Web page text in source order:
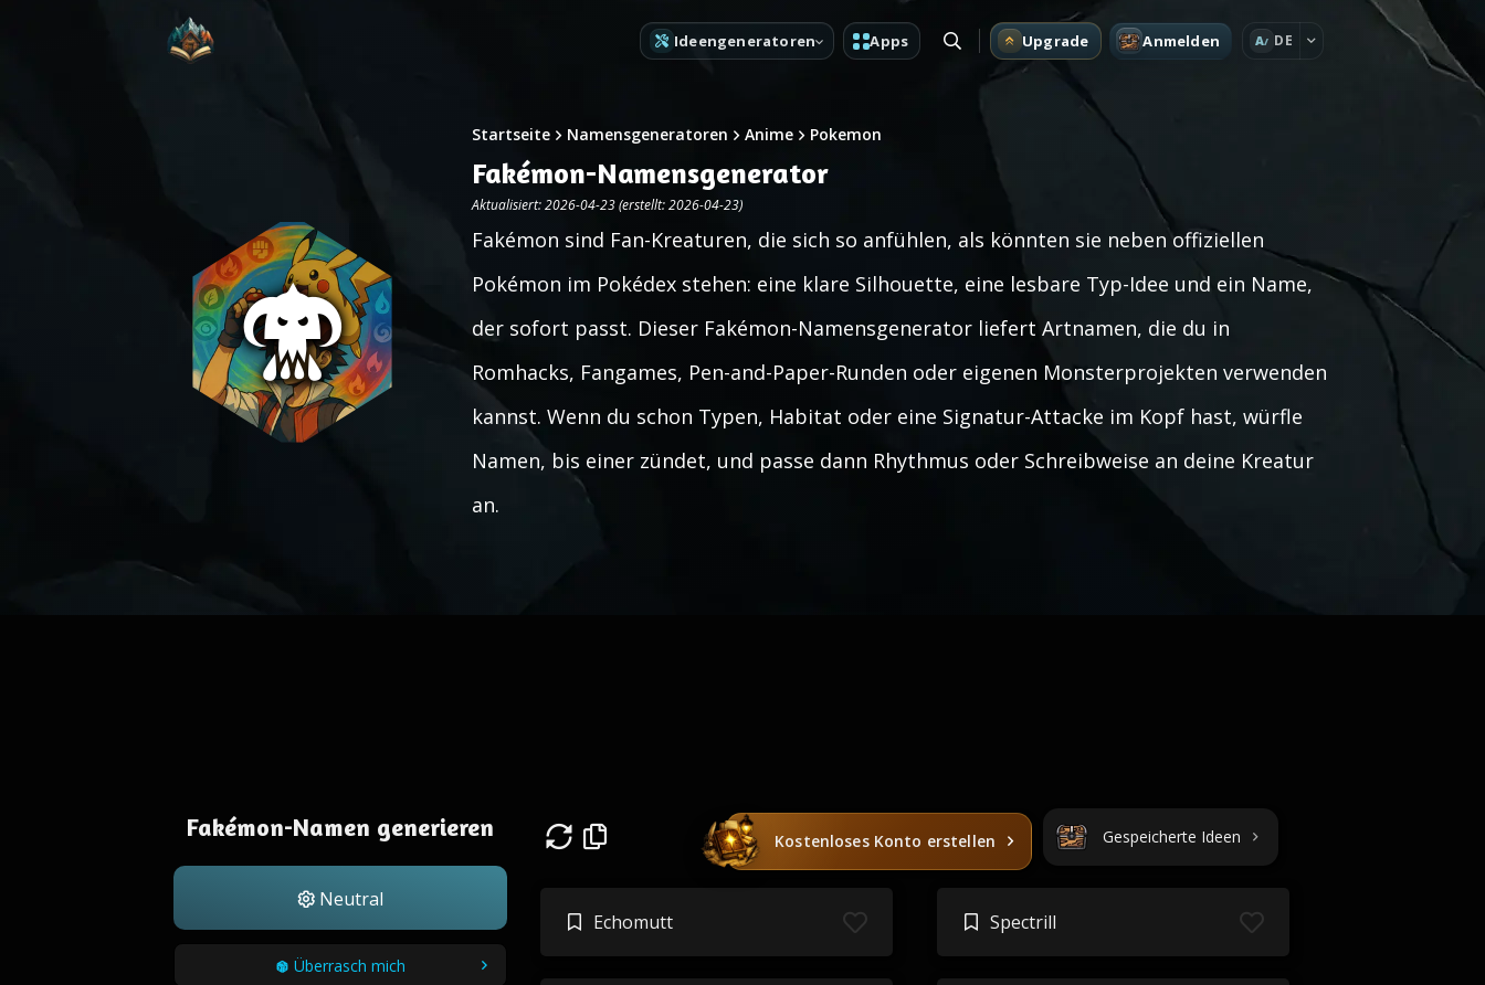
Ideengeneratoren Apps Upgrade Anmelden A DE
Startseite Namensgeneratoren Anime Pokemon
Fakémon-Namensgenerator
Aktualisiert: 2026-04-23 (erstellt: 2026-04-23)
Fakémon sind Fan-Kreaturen, die sich so anfühlen, als könnten sie neben offiziellen
Pokémon im Pokédex stehen: eine klare Silhouette, eine lesbare Typ-Idee und ein Name,
der sofort passt. Dieser Fakémon-Namensgenerator liefert Artnamen, die du in
Romhacks, Fangames, Pen-and-Paper-Runden oder eigenen Monsterprojekten verwenden
kannst. Wenn du schon Typen, Habitat oder eine Signatur-Attacke im Kopf hast, würfle
Namen, bis einer zündet, und passe dann Rhythmus oder Schreibweise an deine Kreatur
an.
Fakémon-Namen generieren
Neutral
Überrasch mich
Kostenloses Konto erstellen Gespeicherte Ideen
Echomutt Spectrill